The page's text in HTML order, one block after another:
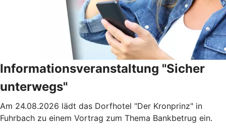
Informationsveranstaltung "Sicher
unterwegs"
Am 24.08.2026 lädt das Dorfhotel "Der Kronprinz" in
Fuhrbach zu einem Vortrag zum Thema Bankbetrug ein.